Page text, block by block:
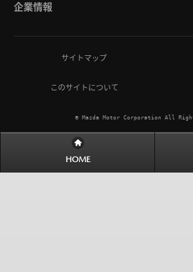
企業情報
マツダについて
ひとを想う価値創造
サステナビリティ
サイトマップ
このサイトについて
© Mazda Motor Corporation All
HOME